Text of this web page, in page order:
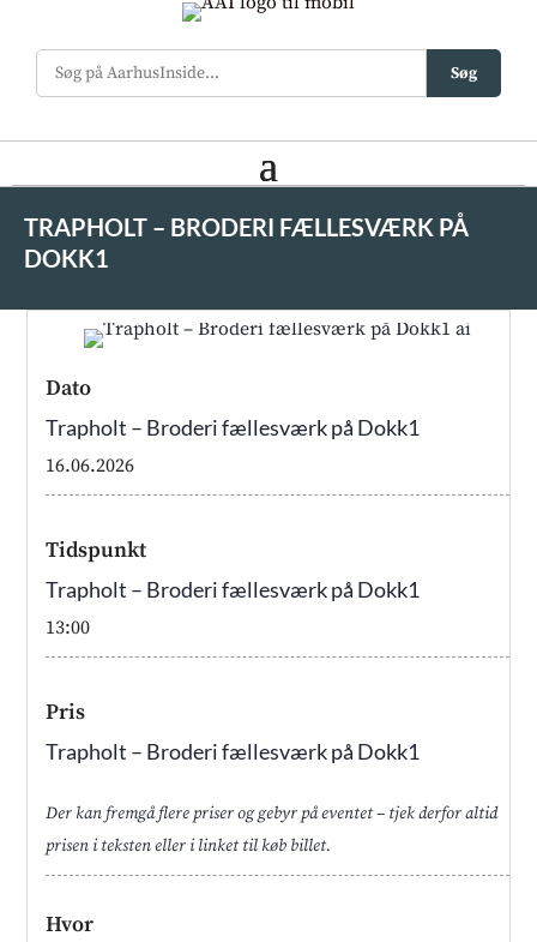
Søg
TRAPHOLT – BRODERI FÆLLESVÆRK PÅ
DOKK1
Dato
Trapholt – Broderi fællesværk på Dokk1
16.06.2026
Tidspunkt
Trapholt – Broderi fællesværk på Dokk1
13:00
Pris
Trapholt – Broderi fællesværk på Dokk1
Der kan fremgå flere priser og gebyr på eventet – tjek derfor altid
prisen i teksten eller i linket til køb billet.
Hvor